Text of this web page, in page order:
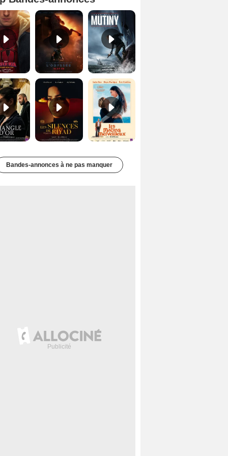
Spider-Man: Brand New Day Bande-annonce VO STFR L'Odyssée Bande-annonce VO STFR
Les Silences de Riyad Bande-annonce VO STFR Les Matins merveilleux Bande-annonce VF
Bandes-annonces à ne pas manquer